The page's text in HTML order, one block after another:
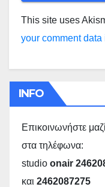
This site uses
your comment data
INFO
Επικοινωνήστε
στα τηλέφωνα:
studio onair
και 2462087275